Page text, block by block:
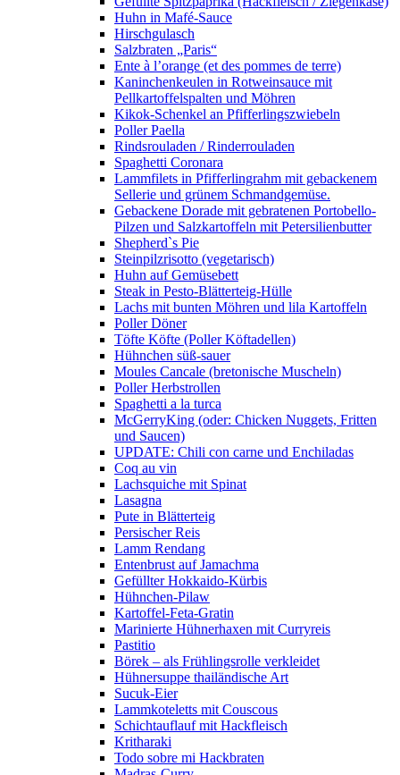
Huhn in Mafé-Sauce
Hirschgulasch
Salzbraten „Paris“
Ente à l’orange (et des pommes de terre)
Kaninchenkeulen in Rotweinsauce mit
Pellkartoffelspalten und Möhren
Kikok-Schenkel an Pfifferlingszwiebeln
Poller Paella
Rindsrouladen / Rinderrouladen
Spaghetti Coronara
Lammfilets in Pfifferlingrahm mit gebackenem
Sellerie und grünem Schmandgemüse.
Gebackene Dorade mit gebratenen Portobello-
Pilzen und Salzkartoffeln mit Petersilienbutter
Shepherd`s Pie
Steinpilzrisotto (vegetarisch)
Huhn auf Gemüsebett
Steak in Pesto-Blätterteig-Hülle
Lachs mit bunten Möhren und lila Kartoffeln
Poller Döner
Töfte Köfte (Poller Köftadellen)
Hühnchen süß-sauer
Moules Cancale (bretonische Muscheln)
Poller Herbstrollen
Spaghetti a la turca
McGerryKing (oder: Chicken Nuggets, Fritten
und Saucen)
UPDATE: Chili con carne und Enchiladas
Coq au vin
Lachsquiche mit Spinat
Lasagna
Pute in Blätterteig
Persischer Reis
Lamm Rendang
Entenbrust auf Jamachma
Gefüllter Hokkaido-Kürbis
Hühnchen-Pilaw
Kartoffel-Feta-Gratin
Marinierte Hühnerhaxen mit Curryreis
Pastitio
Börek – als Frühlingsrolle verkleidet
Hühnersuppe thailändische Art
Sucuk-Eier
Lammkoteletts mit Couscous
Schichtauflauf mit Hackfleisch
Kritharaki
Todo sobre mi Hackbraten